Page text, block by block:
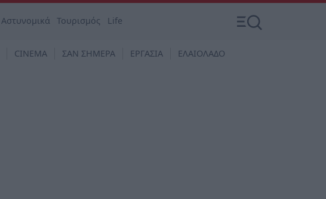
Αστυνομικά Τουρισμός Life
CINEMA ΣΑΝ ΣΗΜΕΡΑ ΕΡΓΑΣΙΑ ΕΛΑΙΟΛΑΔΟ